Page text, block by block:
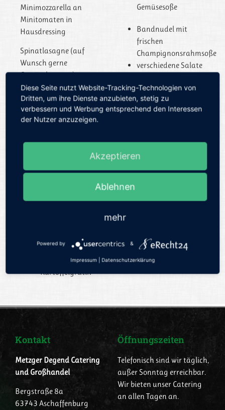
Minimozzarella an
Minitomaten in
Hausdressing
Spinatlasagne (auf
Wunsch gerne
Gemüselasagne)
frische Spätzle
vegetarisches Pilzragout
Zwiebelbett
oder stellen sie sich ihr
Gemüselasagne
Spinatlasagne
Kartoffelgratin
Gemüsesoße
Bandnudel mit
frischen
Champignonsrahmsoße
verschiedene Salate
Krautsalat,
Schwedensalat und
viele mehr.
Pfifferlingen
Gemüsebratlinge
Auswahl, bitte
sprechen sie uns
Kontakt
Metzger Degend Catering
und Großhandel
Bergstraße 8a
63743 Aschaffenburg
Öffnungszeiten
Telefonisch sind wir täglich,
außer Sonntag erreichbar.
Wir bieten unser Catering
an allen Tagen an.
Diese Seite nutzt Website-Tracking-Technologien von
Dritten, um ihre Dienste anzubieten, stetig zu
verbessern und Werbung entsprechend den Interessen
der Nutzer anzuzeigen.
Akzeptieren
Ablehnen
mehr
Powered by &
Impressum | Datenschutzerklärung